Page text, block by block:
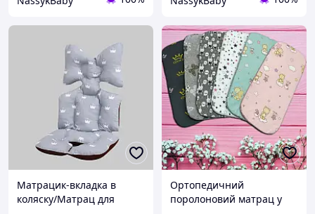
Матрацик-вкладка в
коляску/Матрац для
Ортопедичний
поролоновий матрац у